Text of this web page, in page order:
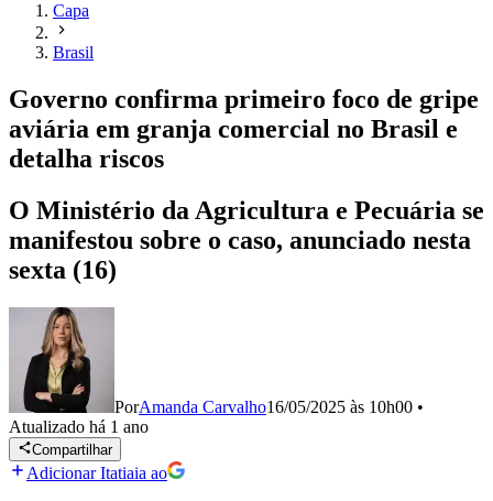
Capa
Brasil
Governo confirma primeiro foco de gripe
aviária em granja comercial no Brasil e
detalha riscos
O Ministério da Agricultura e Pecuária se
manifestou sobre o caso, anunciado nesta
sexta (16)
PorAmanda Carvalho16/05/2025 às 10h00 •
Atualizado há 1 ano
Compartilhar
Adicionar Itatiaia ao